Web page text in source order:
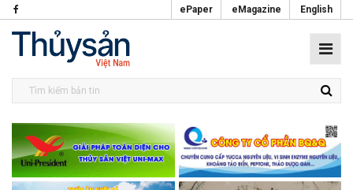
ePaper eMagazine English